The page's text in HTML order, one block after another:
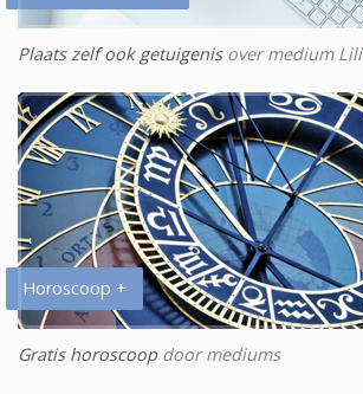
Plaats zelf ook getuigenisover medium Lili
Horoscoop +
Gratis horoscoopdoor mediums